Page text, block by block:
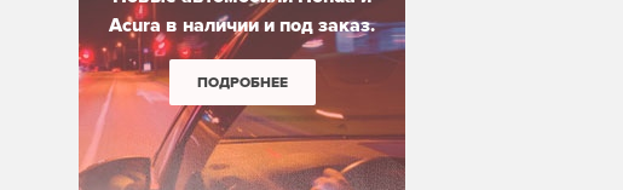
Acura в наличии и под заказ.
ПОДРОБНЕЕ